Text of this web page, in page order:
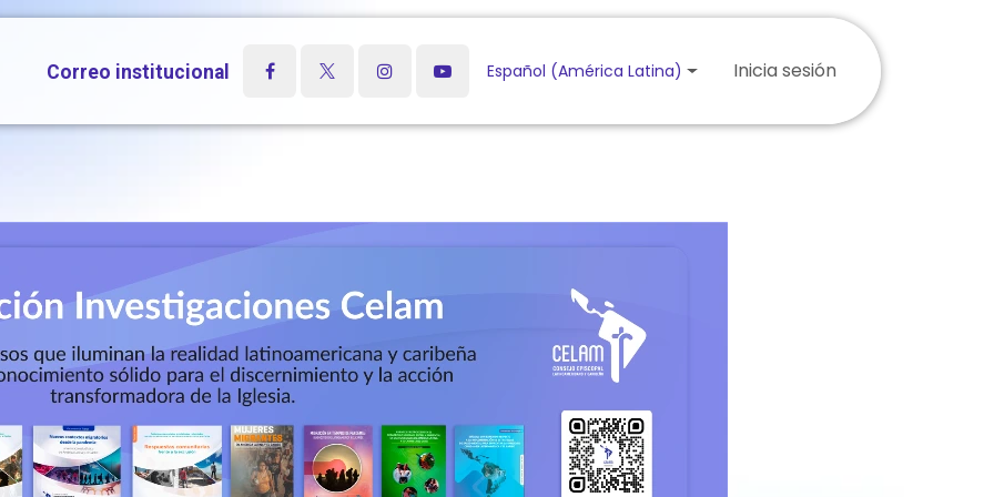
Recursos Noticias Agenda Contacto
Correo institucional Español (América Latina) Inicia sesión